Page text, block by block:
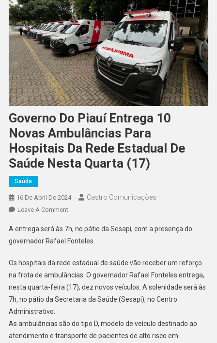
Governo Do Piauí Entrega 10
Novas Ambulâncias Para
Hospitais Da Rede Estadual De
Saúde Nesta Quarta (17)
Saúde
16 De Abril De 2024 Castro Comunicações
Leave A Comment
A entrega será às 7h, no pátio da Sesapi, com a presença do
governador Rafael Fonteles.
Os hospitais da rede estadual de saúde vão receber um reforço
na frota de ambulâncias. O governador Rafael Fonteles entrega,
nesta quarta-feira (17), dez novos veículos. A solenidade será às
7h, no pátio da Secretaria da Saúde (Sesapi), no Centro
Administrativo.
As ambulâncias são do tipo D, modelo de veículo destinado ao
atendimento e transporte de pacientes de alto risco em